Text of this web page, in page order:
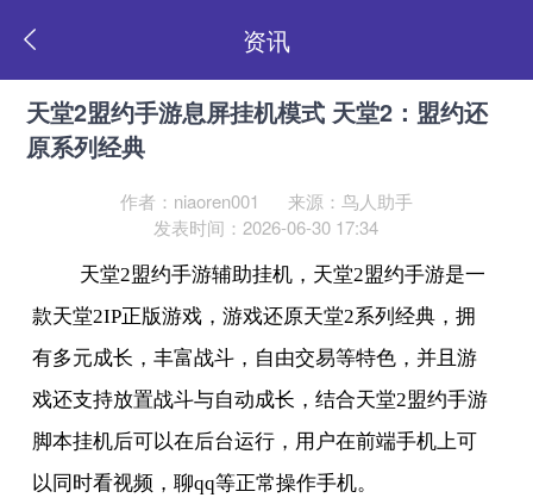
资讯
天堂2盟约手游息屏挂机模式 天堂2：盟约还
原系列经典
作者：niaoren001
来源：鸟人助手
发表时间：2026-06-30 17:34
天堂2盟约手游辅助挂机，天堂2盟约手游是一
款天堂2IP正版游戏，游戏还原天堂2系列经典，拥
有多元成长，丰富战斗，自由交易等特色，并且游
戏还支持放置战斗与自动成长，结合天堂2盟约手游
脚本挂机后可以在后台运行，用户在前端手机上可
以同时看视频，聊qq等正常操作手机。